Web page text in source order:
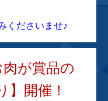
くださいませ♪
が賞品の
】開催！